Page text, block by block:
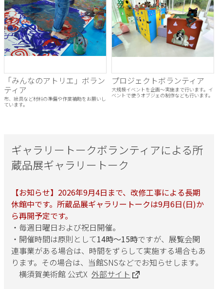
「みんなのアトリエ」ボラン
ティア
布、絵具など材料の準備や作業補助をお願いし
ています。
プロジェクトボランティア
大規模イベントを企画～実施まで行います。イ
ベントで使うオブジェの制作なども行います。
ギャラリートークボランティアによる所
蔵品展ギャラリートーク
【お知らせ】2026年9月4日まで、改修工事による長期
休館中です。所蔵品展ギャラリートークは9月6日(日)か
ら再開予定です。
・毎週日曜日および祝日開催。
・開催時間は原則として14時～15時ですが、展覧会関
連事業がある場合は、時間をずらして実施する場合もあ
ります。その場合は、当館SNSなどでお知らせします。
横須賀美術館 公式X 外部サイト